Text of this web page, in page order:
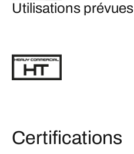
Utilisations prévues
Certifications